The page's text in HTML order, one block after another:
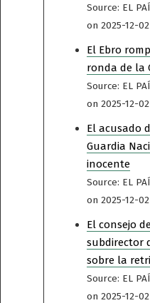
Source: EL
on 2025-12-02
El Ebro
ronda de la
Source: EL
on 2025-12-02
El acusado
Guardia
inocente
Source: EL
on 2025-12-02
El consejo
subdirector
sobre la
Source: EL
on 2025-12-02